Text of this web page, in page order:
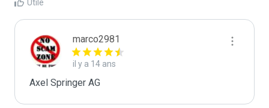
Utile
marco2981
il y a 14 ans
Axel Springer AG